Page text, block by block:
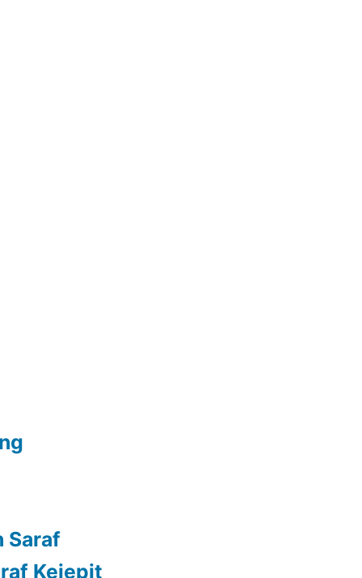
Saraf
Kejepit